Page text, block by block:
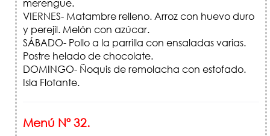
merengue.
VIERNES- Matambre relleno. Arroz con huevo duro
y perejil. Melón con azúcar.
SÁBADO- Pollo a la parrilla con ensaladas varias.
Postre helado de chocolate.
DOMINGO- Ñoquis de remolacha con estofado.
Isla Flotante.
Menú Nº 32.